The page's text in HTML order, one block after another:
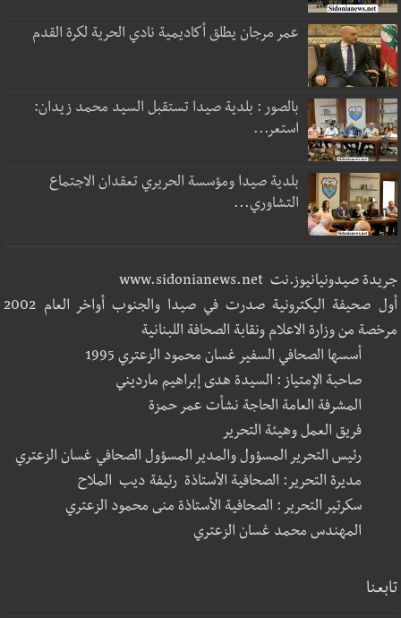
عمر مرجان يطلق أكاديمية نادي الحرية لكرة القدم
بالصور : بلدية صيدا تستقبل السيد محمد زيدان:
استعر...
بلدية صيدا ومؤسسة الحريري تعقدان الاجتماع
التشاوري...
جريدة صيدونيانيوز.نت www.sidonianews.net
أول صحيفة اليكترونية صدرت في صيدا والجنوب أواخر العام 2002
مرخصة من وزارة الاعلام ونقابة الصحافة اللبنانية
أسسها الصحافي السفير غسان محمود الزعتري 1995
صاحبة الإمتياز : السيدة هدى إبراهيم مارديني
المشرفة العامة الحاجة نشأت عمر حمزة
فريق العمل وهيئة التحرير
رئيس التحرير المسؤول والمدير المسؤول الصحافي غسان الزعتري
مديرة التحرير: الصحافية الأستاذة رئيفة ديب الملاح
سكرتير التحرير : الصحافية الأستاذة منى محمود الزعتري
المهندس محمد غسان الزعتري
تابعنا